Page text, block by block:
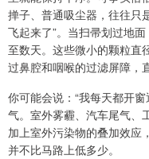
掸子、普通吸尘器，往往只
飞起来了”。当扫帚划过地
至数天。这些微小的颗粒直
过鼻腔和咽喉的过滤屏障，
你可能会说：“我每天都开
气。室外雾霾、汽车尾气、
加上室外污染物的叠加效应
并不比马路上低多少。